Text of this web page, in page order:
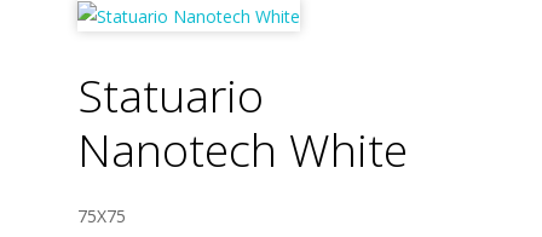
Statuario
Nanotech White
75X75